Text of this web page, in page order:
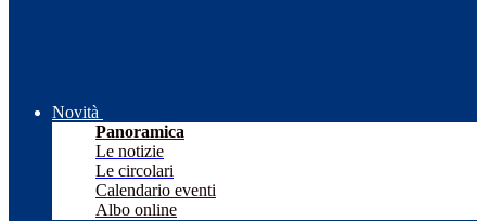
Novità
Panoramica
Le notizie
Le circolari
Calendario eventi
Albo online